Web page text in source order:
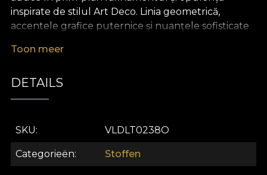
inspirate de stilul Art Deco. Linia geometrică,
accentele grafice puternice și nuanțele sofisticate
ușurință piesa centrală a oricărui decor interior. Cu
acest material textil premium transformă fiecare
spațiu într-o expresie a bunului gust contemporan
Versatilitatea materialului The Delano Purple oferă
libertate deplină în amenajare – poate fi folosit
pentru a crea draperii spectaculoase, tapițerii de
Toon meer
DETAILS
SKU VLDLT0238O
Categorieën Stoffen